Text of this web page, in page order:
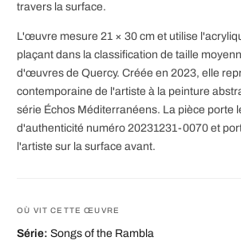
travers la surface.
L'œuvre mesure 21 × 30 cm et utilise
plaçant dans la classification de taille
d'œuvres de Quercy. Créée en 2023, elle
contemporaine de l'artiste à la peinture
série Échos Méditerranéens. La pièce porte
d'authenticité numéro 20231231-0070 et
l'artiste sur la surface avant.
OÙ VIT CETTE ŒUVRE
Série: Songs of the Rambla